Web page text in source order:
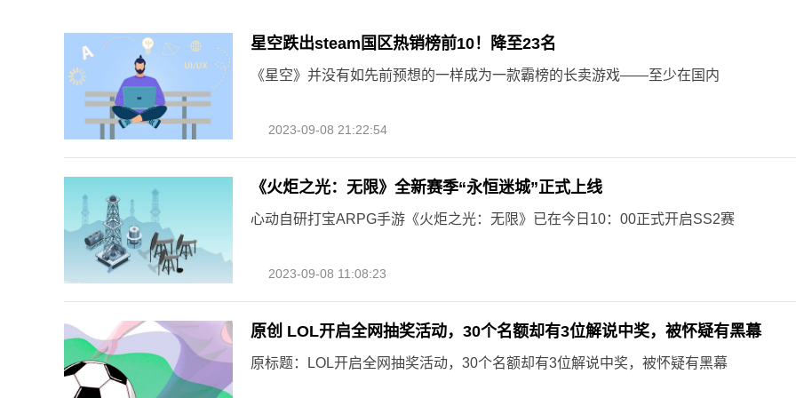
星空跌出steam国区热销榜前10！降至23名
《星空》并没有如先前预想的一样成为一款霸榜的长卖游戏——至少在国内
2023-09-08 21:22:54
《火炬之光：无限》全新赛季“永恒迷城”正式上线
心动自研打宝ARPG手游《火炬之光：无限》已在今日10：00正式开启SS2赛
2023-09-08 11:08:23
原创 LOL开启全网抽奖活动，30个名额却有3位解说中奖，被怀疑有黑幕
原标题：LOL开启全网抽奖活动，30个名额却有3位解说中奖，被怀疑有黑幕